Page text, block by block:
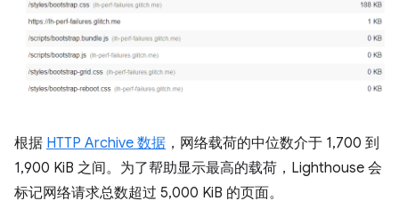
根据 HTTP Archive 数据 ，网络载荷的中位数介于 1,700 到
1,900 KiB 之间。为了帮助显示最高的载荷，Lighthouse 会
标记网络请求总数超过 5,000 KiB 的页面。